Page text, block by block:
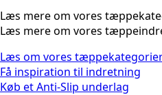
Læs mere om vores
Læs mere om vores
Læs om vores
Få inspiration til indretning
Køb et Anti-Slip underlag